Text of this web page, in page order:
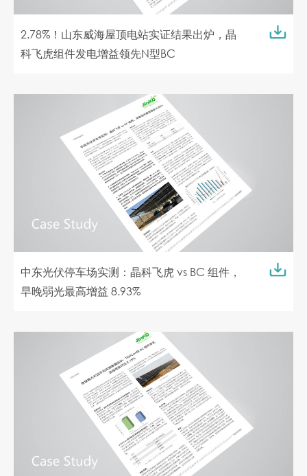
2.78%！山东威海屋顶电站实证结果出炉，晶
科飞虎组件发电增益领先N型BC
中东光伏停车场实测：晶科飞虎 vs BC 组件，
早晚弱光最高增益 8.93%